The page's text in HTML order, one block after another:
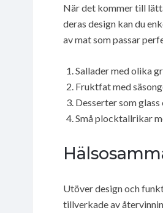
När det kommer till
deras design kan du
av mat som passar
Sallader med olika
Fruktfat med
Desserter som
Små plocktallrikar
Utöver design och
tillverkade av